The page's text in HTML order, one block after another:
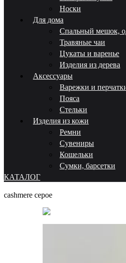
Носки
Для дома
Спальный мешок,
Травяные чаи
Цукаты и варенье
Изделия из дерева
Аксессуары
Варежки и
Пояса
Стельки
Изделия из кожи
Ремни
Сувениры
Кошельки
Сумки, барсетки
КАТАЛОГ
cashmere серое